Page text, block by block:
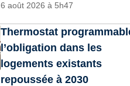
6 août 2026 à 5h47
Thermostat
l’obligation dans les
logements existants
repoussée à 2030